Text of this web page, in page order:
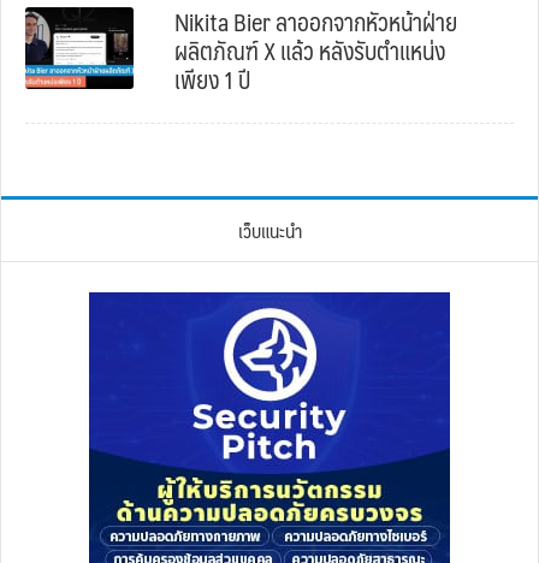
Nikita Bier ลาออกจากหัวหน้าฝ่าย
ผลิตภัณฑ์ X แล้ว หลังรับตำแหน่ง
เพียง 1 ปี
เว็บแนะนำ